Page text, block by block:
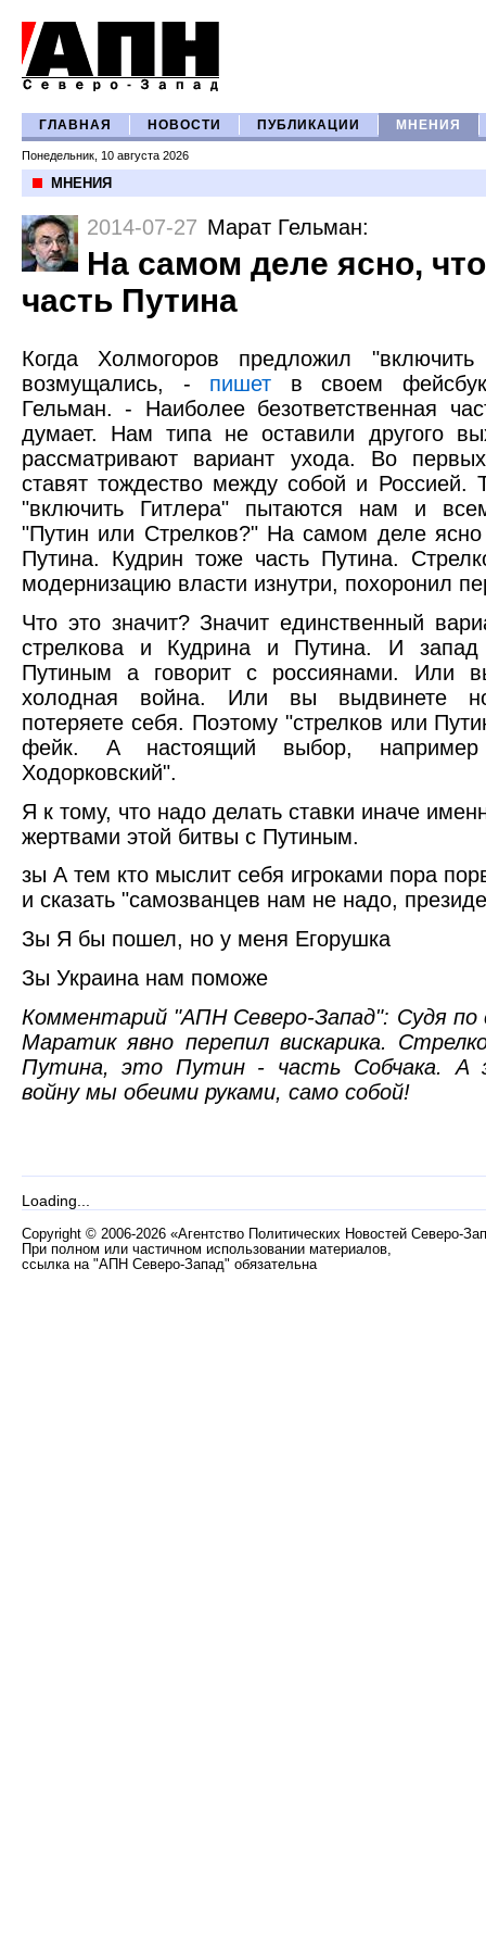
ГЛАВНАЯ НОВОСТИ ПУБЛИКАЦИИ МНЕНИЯ
Понедельник, 10 августа 2026
МНЕНИЯ
2014-07-27 Марат Гельман:
На самом деле ясно,
часть Путина
Когда Холмогоров предложил
возмущались, - пишет в своем
Гельман. - Наиболее безответственная
думает. Нам типа не оставили другого
рассматривают вариант ухода. Во
ставят тождество между собой и Россией.
"включить Гитлера" пытаются нам и
"Путин или Стрелков?" На самом деле ясно
Путина. Кудрин тоже часть Путина.
модернизацию власти изнутри, похоронил
Что это значит? Значит единственный
стрелкова и Кудрина и Путина. И
Путиным а говорит с россиянами. Или
холодная война. Или вы выдвинете
потеряете себя. Поэтому "стрелков или
фейк. А настоящий выбор,
Ходорковский".
Я к тому, что надо делать ставки иначе
жертвами этой битвы с Путиным.
зы А тем кто мыслит себя игроками пора
и сказать "самозванцев нам не надо,
Зы Я бы пошел, но у меня Егорушка
Зы Украина нам поможе
Комментарий "АПН Северо-Запад": Судя
Маратик явно перепил вискарика.
Путина, это Путин - часть Собчака. А
войну мы обеими руками, само собой!
Loading...
Copyright © 2006-2026 «Агентство Политических Новостей Северо-
При полном или частичном использовании материалов,
ссылка на "АПН Северо-Запад" обязательна